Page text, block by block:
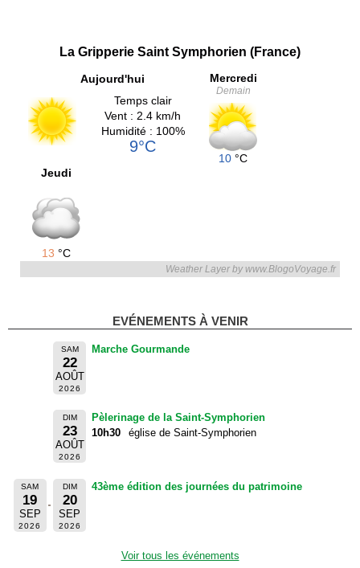
La Gripperie Saint Symphorien (France)
Aujourd'hui
Temps clair
Vent : 2.4 km/h
Humidité : 100%
9°C
Mercredi
Demain
10 °C
Jeudi
13 °C
Weather Layer by www.BlogoVoyage.fr
EVÉNEMENTS À VENIR
SAM
22
AOÛT
2026
Marche Gourmande
DIM
23
AOÛT
2026
Pèlerinage de la Saint-Symphorien
10h30
église de Saint-Symphorien
SAM
19
SEP
2026
DIM
20
SEP
2026
43ème édition des journées du patrimoine
Voir tous les événements